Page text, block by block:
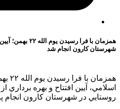
همزمان با فرا
شهرستان كارون انجام شد
اسلامي، آيين افتتاح و بهره
روستايي در شهرستان كارون انجام